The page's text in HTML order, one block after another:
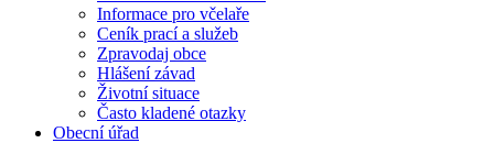
Informace pro včelaře
Ceník prací a služeb
Zpravodaj obce
Hlášení závad
Životní situace
Často kladené otazky
Obecní úřad